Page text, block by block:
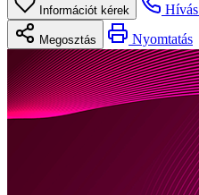
Információt kérek Hívás
Megosztás Nyomtatás